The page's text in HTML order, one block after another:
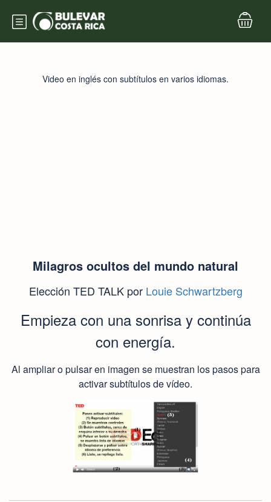
Video en inglés con subtítulos en varios idiomas.
Milagros ocultos del mundo natural
Elección TED TALK por Louie Schwartzberg
Empieza con una sonrisa y continúa
con energía.
Al ampliar o pulsar en imagen se muestran los pasos para
activar subtítulos de vídeo.